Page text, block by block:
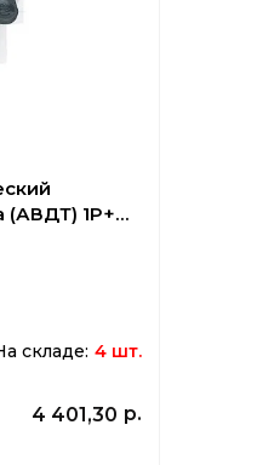
(АВДТ) 1P+N
складе: 4 шт.
4 401,30 р.